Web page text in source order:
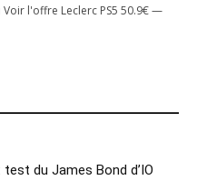
l'offre Leclerc PS5 50.9€ —
du James Bond d’IO